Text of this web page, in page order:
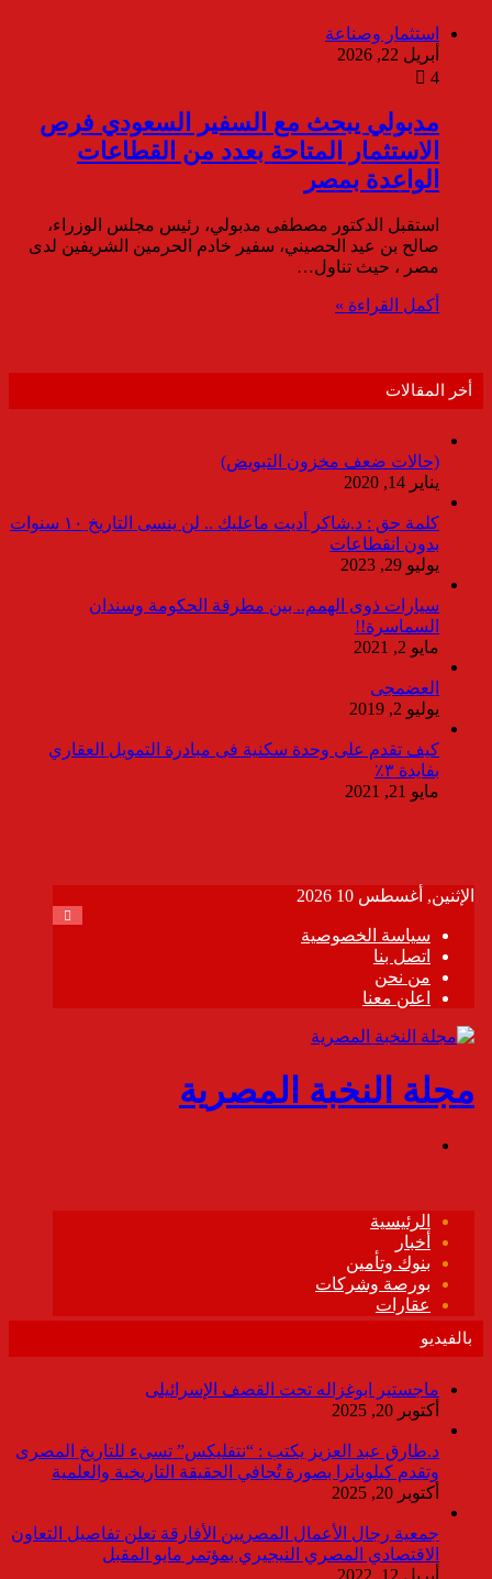
استثمار وصناعة
أبريل 22, 2026
4
مدبولي يبحث مع السفير السعودي فرص
الاستثمار المتاحة بعدد من القطاعات
الواعدة بمصر
استقبل الدكتور مصطفى مدبولي، رئيس مجلس الوزراء،
صالح بن عيد الحصيني، سفير خادم الحرمين الشريفين لدى
مصر ، حيث تناول…
أكمل القراءة »
أخر المقالات
(حالات ضعف مخزون التبويض)
يناير 14, 2020
كلمة حق : د.شاكر أديت ماعليك .. لن ينسى التاريخ ١٠ سنوات
بدون انقطاعات
يوليو 29, 2023
سيارات ذوى الهمم.. بين مطرقة الحكومة وسندان
السماسرة!!
مايو 2, 2021
العضمجى
يوليو 2, 2019
كيف تقدم على وحدة سكنية فى مبادرة التمويل العقاري
بفايدة ٣٪
مايو 21, 2021
بالفيديو
ماجستير ابوغزاله تحت القصف الإسرائيلى
أكتوبر 20, 2025
د.طارق عبد العزيز يكتب : “نتفليكس” تسىء للتاريخ المصرى
وتقدم كيلوباترا بصورة تُجافي الحقيقة التاريخية والعلمية
أكتوبر 20, 2025
جمعية رجال الأعمال المصريين الأفارقة تعلن تفاصيل التعاون
الاقتصادي المصري النيجيري بمؤتمر مايو المقبل